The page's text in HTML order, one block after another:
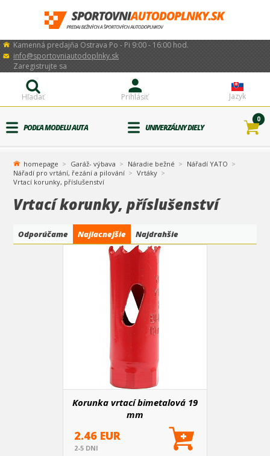
Kamenná predajňa Ostrava Po - Pi 9:00 - 16:00 hod.
info@sportovniautodoplnky.sk
Jazyk
Prihlásiť
Zaregistrujte sa
Hľadať
PODĽA MODELU AUTA UNIVERZÁLNY DIELY
0
homepage Garáž- výbava Náradie bežné
Nářadí YATO
Nářadí pro vrtání, řezání a pilování
Vrtáky
Vrtací korunky, příslušenství
Vrtací korunky, příslušenství
Odporúčame Najlacnejšie Najdrahšie
Korunka vrtací bimetalová 19
mm
2.46 EUR
2-5 DNI